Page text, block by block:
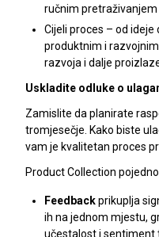
ručnim
Cijeli proces – od
produktnim i
razvoja i dalje
Uskladite odluke o
Zamislite da planirate
tromjesečje. Kako biste
vam je kvalitetan proces
Product Collection
Feedbackprikuplja
ih na jednom mjestu,
učestalost i sentiment